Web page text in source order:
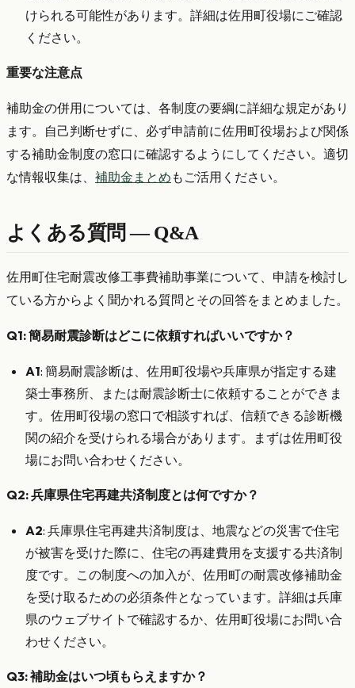
けられる可能性があります。詳細は佐用町役場にご確認
ください。
重要な注意点
補助金の併用については、各制度の要綱に詳細な規定があり
ます。自己判断せずに、必ず申請前に佐用町役場および関係
する補助金制度の窓口に確認するようにしてください。適切
な情報収集は、 補助金まとめ もご活用ください。
よくある質問 — Q&A
佐用町住宅耐震改修工事費補助事業について、申請を検討し
ている方からよく聞かれる質問とその回答をまとめました。
Q1: 簡易耐震診断はどこに依頼すればいいですか？
A1: 簡易耐震診断は、佐用町役場や兵庫県が指定する建
築士事務所、または耐震診断士に依頼することができま
す。佐用町役場の窓口で相談すれば、信頼できる診断機
関の紹介を受けられる場合があります。まずは佐用町役
場にお問い合わせください。
Q2: 兵庫県住宅再建共済制度とは何ですか？
A2: 兵庫県住宅再建共済制度は、地震などの災害で住宅
が被害を受けた際に、住宅の再建費用を支援する共済制
度です。この制度への加入が、佐用町の耐震改修補助金
を受け取るための必須条件となっています。詳細は兵庫
県のウェブサイトで確認するか、佐用町役場にお問い合
わせください。
Q3: 補助金はいつ頃もらえますか？